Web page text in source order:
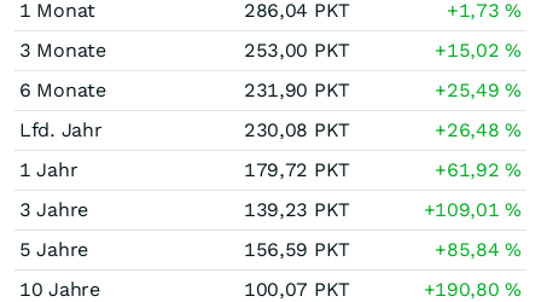
1 Monat 286,04 PKT +1,73%
3 Monate
253,00 PKT +15,02%
6 Monate
231,90 PKT +25,49%
Lfd. Jahr
230,08 PKT +26,48%
1 Jahr
179,72 PKT +61,92%
3 Jahre
139,23 PKT +109,01%
5 Jahre
156,59 PKT +85,84%
10 Jahre
100,07 PKT +190,80%